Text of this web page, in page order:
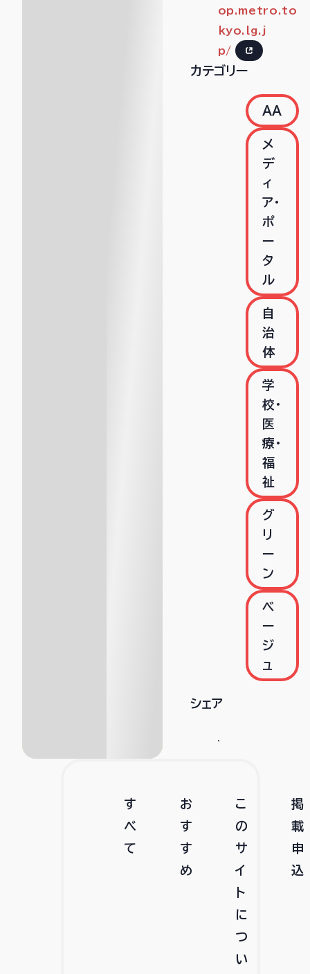
op.metro.to
kyo.lg.j
p/
カテゴリー
AA
メ
デ
ィ
ア・
ポ
ー
タ
ル
自
治
体
学
校・
医
療・
福
祉
グ
リ
ー
ン
ベ
ー
ジ
ュ
シェア
す
べ
て
お
す
す
め
こ
の
サ
イ
ト
に
つ
い
掲
載
申
込